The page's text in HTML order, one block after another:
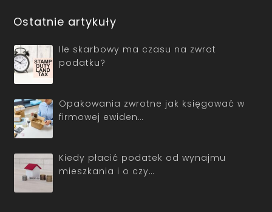
Ostatnie artykuły
Ile skarbowy ma czasu na zwrot
podatku?
Opakowania zwrotne jak księgować w
firmowej ewiden…
Kiedy płacić podatek od wynajmu
mieszkania i o czy…